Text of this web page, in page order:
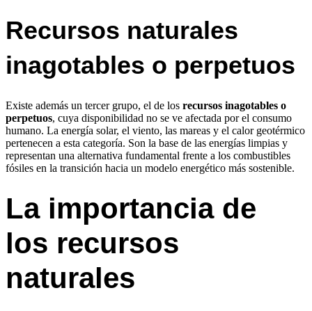
Recursos naturales
inagotables o perpetuos
Existe además un tercer grupo, el de los recursos inagotables o
perpetuos, cuya disponibilidad no se ve afectada por el consumo
humano. La energía solar, el viento, las mareas y el calor geotérmico
pertenecen a esta categoría. Son la base de las energías limpias y
representan una alternativa fundamental frente a los combustibles
fósiles en la transición hacia un modelo energético más sostenible.
La importancia de
los recursos
naturales